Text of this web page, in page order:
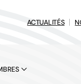
ACTUALITÉS